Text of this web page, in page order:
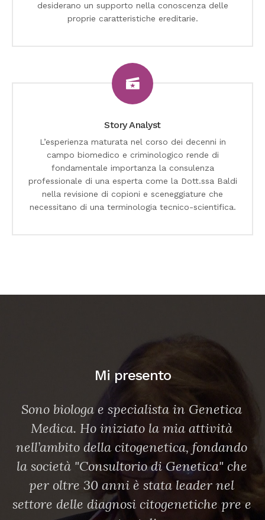
desiderano un supporto nella conoscenza delle
proprie caratteristiche ereditarie.
Story Analyst
L’esperienza maturata nel corso dei decenni in
campo biomedico e criminologico rende di
fondamentale importanza la consulenza
professionale di una esperta come la Dott.ssa Baldi
nella revisione di copioni e sceneggiature che
necessitano di una terminologia tecnico-scientifica.
Mi presento
e
Da gennaio 2010 al maggio 2021 sono
stata responsabile della Sezione di
Citogenetica e della Sezione di Genetica
Forense del Laboratorio Eurofins
Genoma di Roma.